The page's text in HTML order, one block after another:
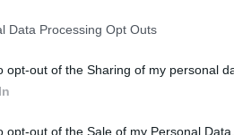
Data Processing Opt Outs
opt-out of the Sharing of my personal
opt-out of the Sale of my Personal Data.
például gyakori jelenség, hogy
ezért a hideg éjszakákat